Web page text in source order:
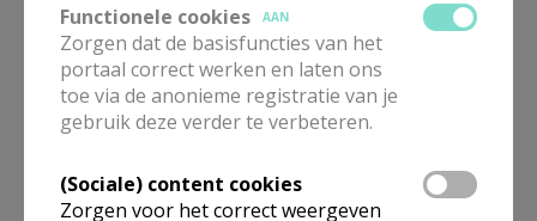
Beroepsvereniging Zorgpastores
Functionele cookies
AAN
Zorgen dat de basisfuncties van het
portaal correct werken en laten ons
toe via de anonieme registratie van je
gebruik deze verder te verbeteren.
(Sociale) content cookies
Zorgen voor het correct weergeven